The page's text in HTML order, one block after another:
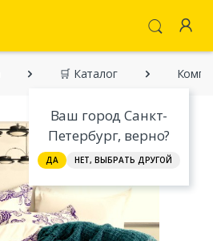
Ваш город Санкт-
Петербург, верно?
ДА НЕТ, ВЫБРАТЬ ДРУГОЙ
🛒 Каталог